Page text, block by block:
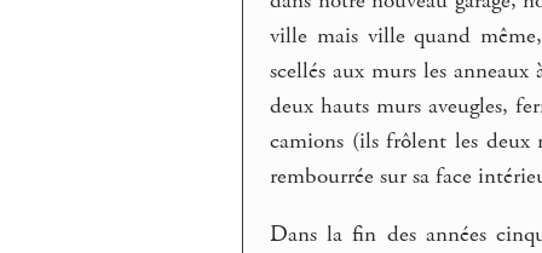
ville mais ville quand
scellés aux murs les anneaux
deux hauts murs aveugles,
camions (ils frôlent les
rembourrée sur sa face
Dans la fin des années